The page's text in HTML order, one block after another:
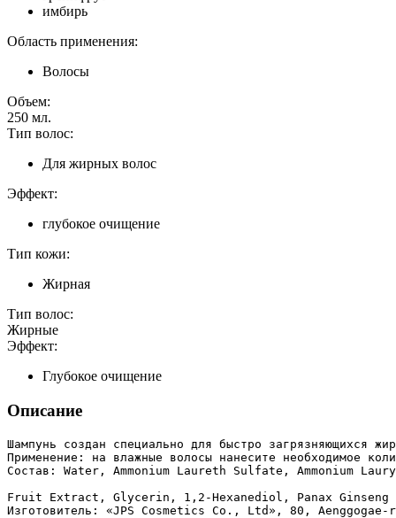
имбирь
Область применения:
Волосы
Объем:
250 мл.
Тип волос:
Для жирных волос
Эффект:
глубокое очищение
Тип кожи:
Жирная
Тип волос:
Жирные
Эффект:
Глубокое очищение
Описание
Шампунь создан специально для быстро загрязняющихся
Применение: на влажные волосы нанесите необходимое
Состав: Water, Ammonium Laureth Sulfate,
Fruit Extract, Glycerin, 1,2-Hexanediol, Panax
Изготовитель: «JPS Cosmetics Co., Ltd», 80,